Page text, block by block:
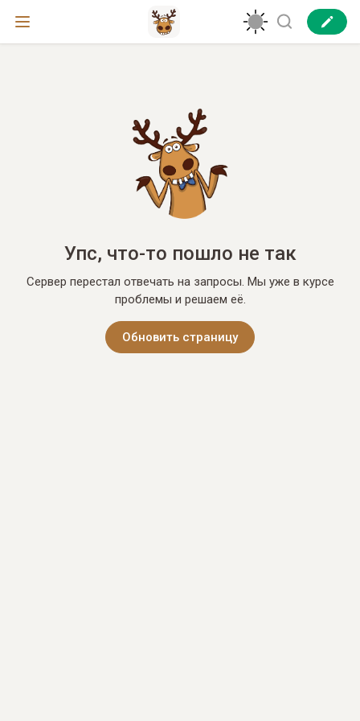
Упс, что-то пошло не так
Сервер перестал отвечать на запросы. Мы уже в курсе
проблемы и решаем её.
Обновить страницу